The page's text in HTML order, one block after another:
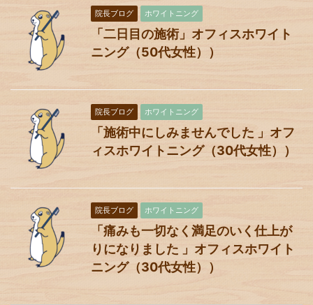
院長ブログ ホワイトニング
「二日目の施術」オフィスホワイト
ニング（50代女性））
院長ブログ ホワイトニング
「施術中にしみませんでした 」オフ
ィスホワイトニング（30代女性））
院長ブログ ホワイトニング
「痛みも一切なく満足のいく仕上が
りになりました 」オフィスホワイト
ニング（30代女性））